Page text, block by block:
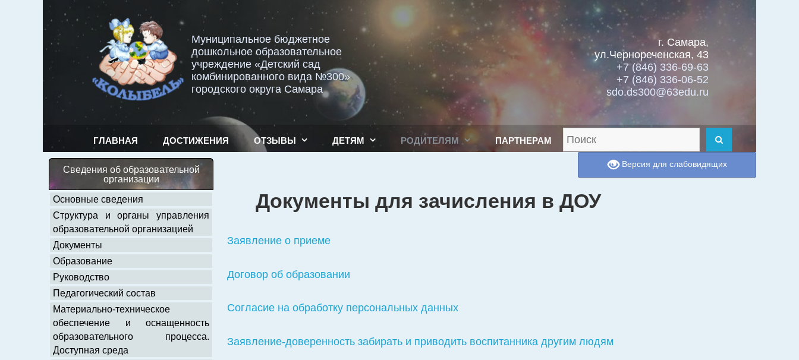
Перейти
содержимому
Муниципальное бюджетное
дошкольное образовательное
учреждение «Детский сад
комбинированного вида №300»
городского округа Самара
г. Самара,
ул.Чернореченская, 43
+7 (846) 336-69-63
+7 (846) 336-06-52
sdo.ds300@63edu.ru
ГЛАВНАЯ ДОСТИЖЕНИЯ ОТЗЫВЫ ДЕТЯМ РОДИТЕЛЯМ ПАРТНЕРАМ
Версия для слабовидящих
Документы для зачисления в ДОУ
Заявление о приеме
Договор об образовании
Согласие на обработку персональных данных
Заявление-доверенность забирать и приводить воспитанника другим людям
Сведения об образовательной
организации
Основные сведения
Структура и органы управления
образовательной организацией
Документы
Образование
Руководство
Педагогический состав
Материально-техническое
обеспечение и оснащенность
образовательного процесса.
Доступная среда